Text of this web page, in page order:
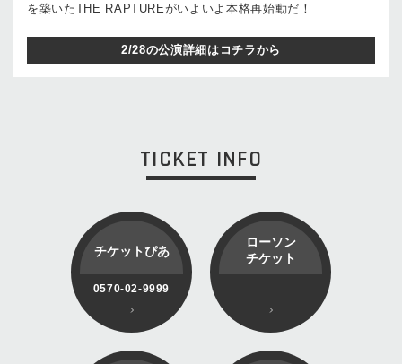
を築いたTHE RAPTUREがいよいよ本格再始動だ！
2/28の公演詳細はコチラから
TICKET INFO
チケットぴあ
0570-02-9999
ローソン
チケット